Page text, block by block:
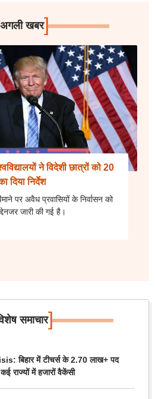
अगली खबर]
ने विदेशी छात्रों को 20
निर्देश
पर अवैध प्रवासियों के निर्वासन को
जारी की गई है।
समाचार]
बिहार में टीचर्स के 2.70 लाख+ पद
राज्यों में हजारों वैकेंसी